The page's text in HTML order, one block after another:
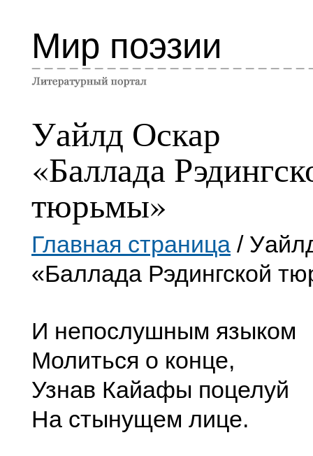
Мир поэзии
Уайлд Оскар
«Баллада
тюрьмы»
Главная страница /
«Баллада Рэдингской
И непослушным языком
Молиться о конце,
Узнав Кайафы поцелуй
На стынущем лице.